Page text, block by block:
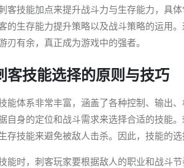
客技能加点来提升战斗力与生存能力，具
的生存能力提升策略以及战斗策略的运用
刃有余，真正成为游戏中的强者。
客技能选择的原则与技巧
能体系非常丰富，涵盖了各种控制、输出
自身的定位和战斗需求来选择合适的技能
存技能来避免被敌人击杀。因此，技能的
能时，刺客玩家要根据敌人的职业和战斗